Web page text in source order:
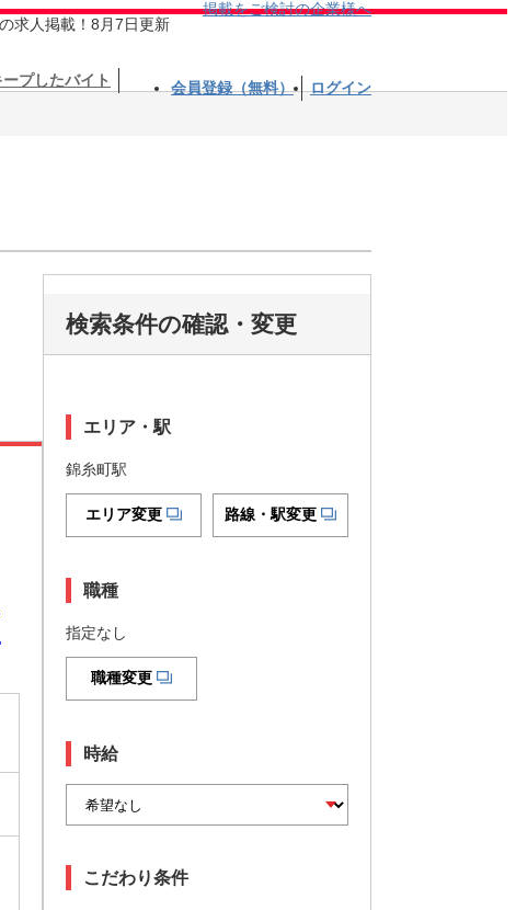
の求人掲載！8月7日更新
掲載をご検討の企業様へ
ープしたバイト 会員登録（無料） ログイン
検索条件の確認・変更
エリア・駅
錦糸町駅
エリア変更 路線・駅変更
職種
指定なし
職種変更
時給
こだわり条件